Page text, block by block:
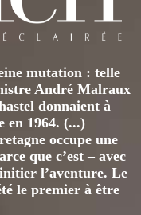
mutation : telle
André Malraux
donnaient à
en 1964. (...)
occupe une
que c’est – avec
l’aventure. Le
le premier à être